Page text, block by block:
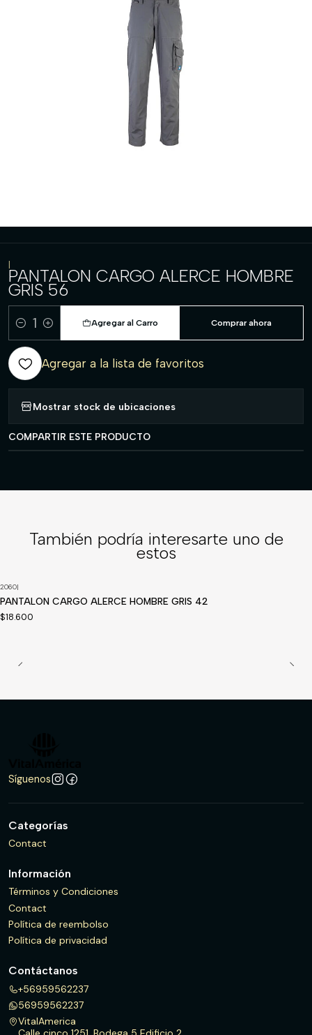
|
PANTALON CARGO ALERCE HOMBRE
GRIS 56
Cantidad
Agregar al Carro Comprar ahora
Agregar a la lista de favoritos
Mostrar stock de ubicaciones
COMPARTIR ESTE PRODUCTO
También podría interesarte uno de
estos
2060|
PANTALON CARGO ALERCE HOMBRE GRIS 42
$18.600
Síguenos
Categorías
Contact
Información
Términos y Condiciones
Contact
Política de reembolso
Política de privacidad
Contáctanos
+56959562237
56959562237
VitalAmerica